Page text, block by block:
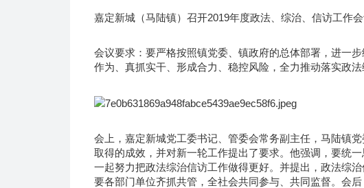
嘉定新城（马陆镇）召开2019年度政法、综治、信访工作会
会议要求：要严格按照镇党委、镇政府的总体部署，进一
作为、真抓实干、形成合力、稳控风险，全力推动落实政法
会上，嘉定新城党工委书记、管委会常务副主任，马陆镇
取得的成效，并对新一轮工作提出了要求。他强调，要统
一起努力把政法综治信访工作做得更好。并提出，政法综
要各部门单位齐抓共管，全社会共同参与、共同监督。会